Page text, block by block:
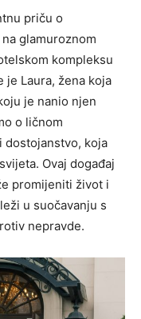
priču o
glamuroznom
kompleksu
je Laura, žena koja
je nanio njen
o ličnom
dostojanstvo, koja
Ovaj događaj
promijeniti život i
u suočavanju s
nepravde.